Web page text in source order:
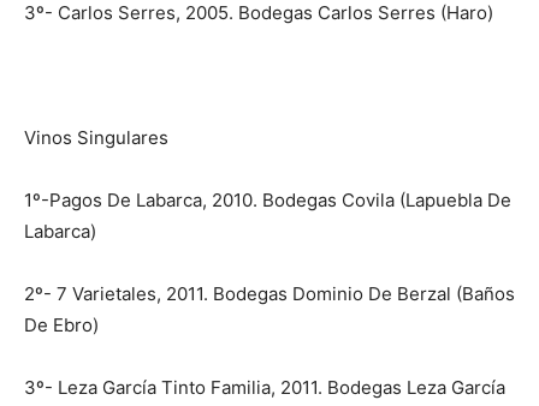
3º- Carlos Serres, 2005. Bodegas Carlos Serres (Haro)
Vinos Singulares
1º-Pagos De Labarca, 2010. Bodegas Covila (Lapuebla De
Labarca)
2º- 7 Varietales, 2011. Bodegas Dominio De Berzal (Baños
De Ebro)
3º- Leza García Tinto Familia, 2011. Bodegas Leza García